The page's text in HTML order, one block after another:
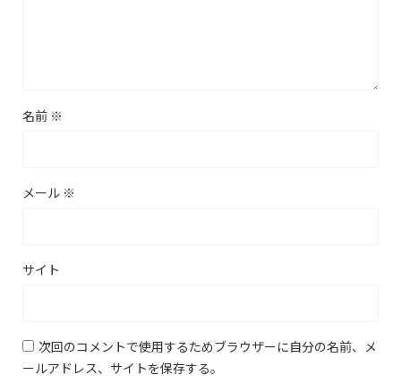
名前 ※
メール ※
サイト
次回のコメントで使用するためブラウザーに自分の名前、メ
ールアドレス、サイトを保存する。